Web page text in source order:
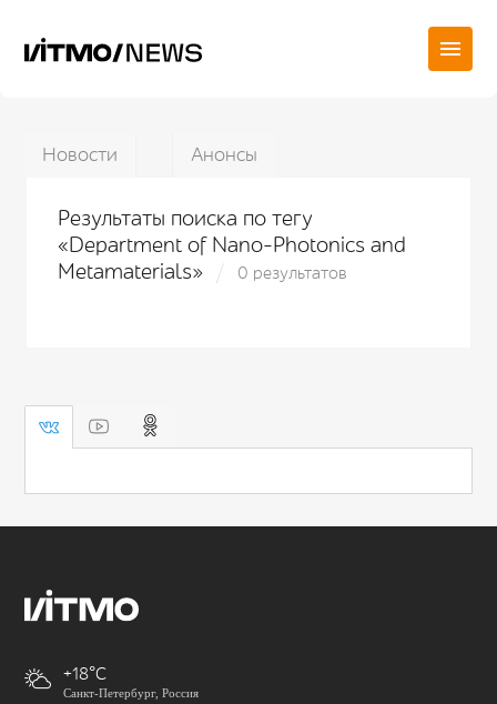
Новости Анонсы
Результаты поиска по тегу
«Department of Nano-Photonics and
Metamaterials»
0 результатов
+18
Санкт-Петербург, Россия